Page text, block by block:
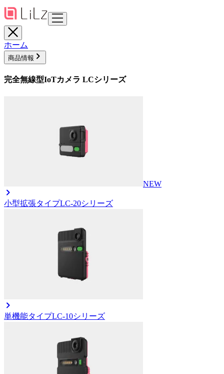
ホーム
商品情報
完全無線型IoTカメラ LCシリーズ
NEW
小型拡張タイプLC-20シリーズ
単機能タイプLC-10シリーズ